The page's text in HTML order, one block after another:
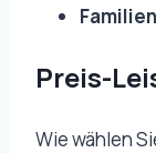
Preis-
Wie wählen